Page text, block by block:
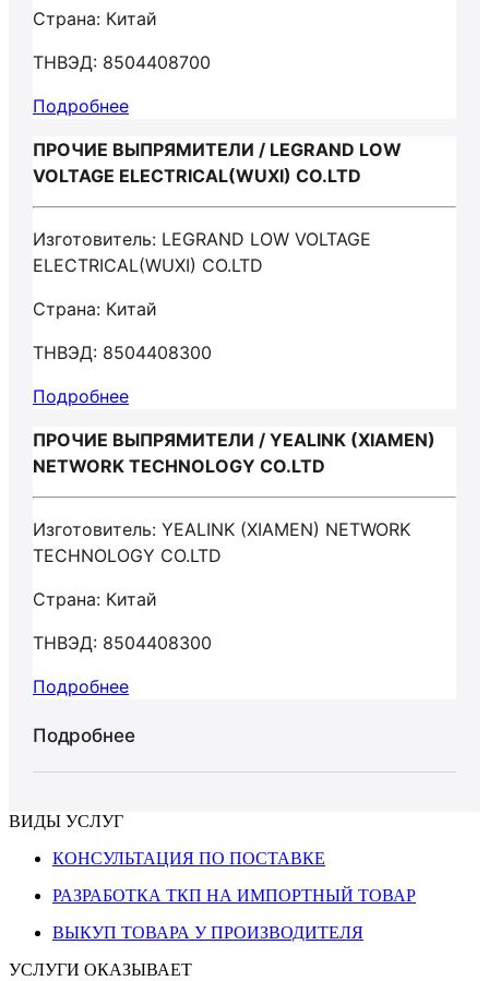
Страна: Китай
ТНВЭД: 8504408700
Подробнее
ПРОЧИЕ ВЫПРЯМИТЕЛИ / LEGRAND LOW
VOLTAGE ELECTRICAL(WUXI) CO.LTD
Изготовитель: LEGRAND LOW VOLTAGE
ELECTRICAL(WUXI) CO.LTD
Страна: Китай
ТНВЭД: 8504408300
Подробнее
ПРОЧИЕ ВЫПРЯМИТЕЛИ / YEALINK (XIAMEN)
NETWORK TECHNOLOGY CO.LTD
Изготовитель: YEALINK (XIAMEN) NETWORK
TECHNOLOGY CO.LTD
Страна: Китай
ТНВЭД: 8504408300
Подробнее
Подробнее
ВИДЫ УСЛУГ
КОНСУЛЬТАЦИЯ ПО ПОСТАВКЕ
РАЗРАБОТКА ТКП НА ИМПОРТНЫЙ ТОВАР
ВЫКУП ТОВАРА У ПРОИЗВОДИТЕЛЯ
УСЛУГИ ОКАЗЫВАЕТ